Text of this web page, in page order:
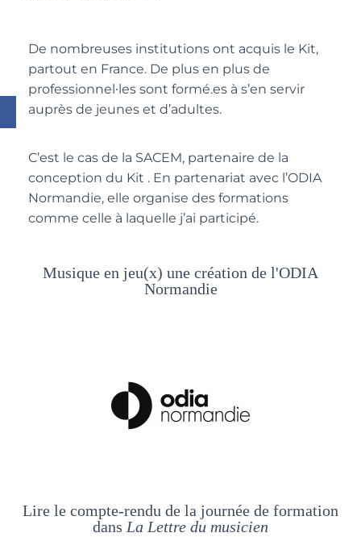
De nombreuses institutions ont acquis le Kit,
partout en France. De plus en plus de
professionnel∙les sont formé.es à s’en servir
auprès de jeunes et d’adultes.
C’est le cas de la SACEM, partenaire de la
conception du Kit . En partenariat avec l’ODIA
Normandie, elle organise des formations
comme celle à laquelle j’ai participé.
Musique en jeu(x) une création de l'ODIA
Normandie
Lire le compte-rendu de la journée de formation
dans La Lettre du musicien